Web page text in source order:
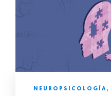
NEUROPSICOLOGÍA,